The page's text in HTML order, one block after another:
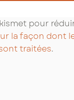
pour
la façon dont
traitées.